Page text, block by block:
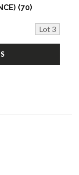
(70)
Lot 3